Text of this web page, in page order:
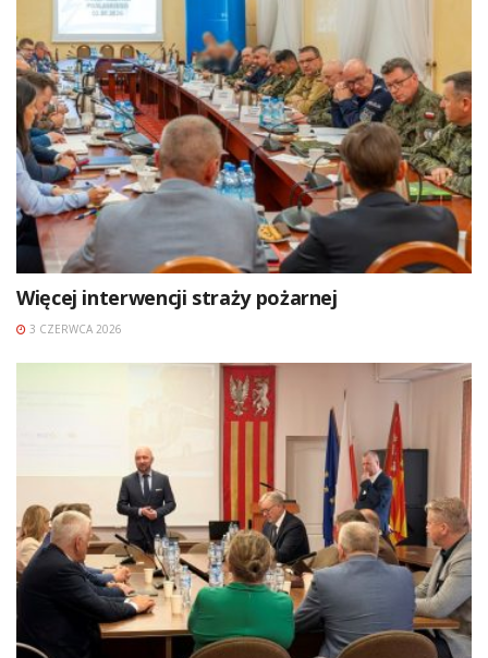
Więcej interwencji straży pożarnej
3 CZERWCA 2026